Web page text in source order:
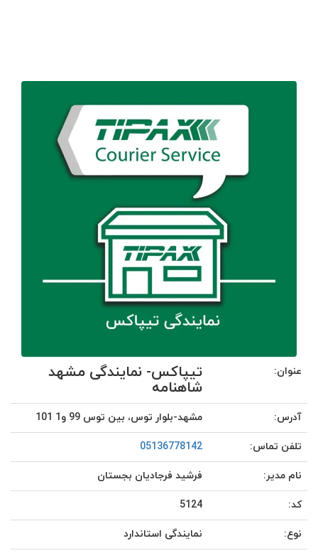
عنوان: تیپاکس- نمایندگی مشهد
شاهنامه
آدرس: مشهد-بلوار توس، بین توس 99 و1 101
تلفن تماس: 05136778142
نام مدیر: فرشید فرجادیان بجستان
کد: 5124
نوع: نمایندگی استاندارد